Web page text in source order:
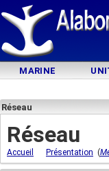
MARINE
Réseau
Réseau
Accueil Présentation (